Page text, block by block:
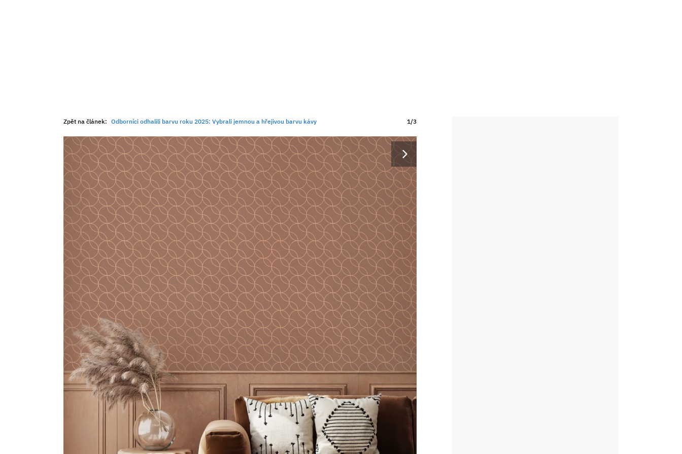
Zpět na článek: Odborníci odhalili barvu roku 2025: Vybrali jemnou a hřejivou barvu kávy 1/3